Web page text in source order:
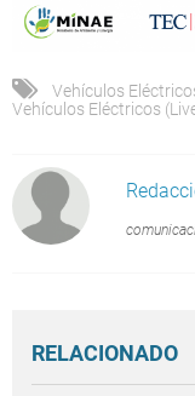
Vehículos
Vehículos Eléctricos
RELACIONADO